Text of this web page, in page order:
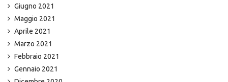
Giugno 2021
Maggio 2021
Aprile 2021
Marzo 2021
Febbraio 2021
Gennaio 2021